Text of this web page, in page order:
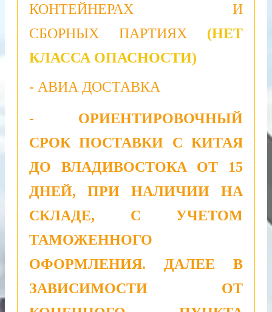
КОНТЕЙНЕРАХ И
СБОРНЫХ ПАРТИЯХ (НЕТ
КЛАССА ОПАСНОСТИ)
- АВИА ДОСТАВКА
- ОРИЕНТИРОВОЧНЫЙ
СРОК ПОСТАВКИ С КИТАЯ
ДО ВЛАДИВОСТОКА ОТ 15
ДНЕЙ, ПРИ НАЛИЧИИ НА
СКЛАДЕ, С УЧЕТОМ
ТАМОЖЕННОГО
ОФОРМЛЕНИЯ. ДАЛЕЕ В
ЗАВИСИМОСТИ ОТ